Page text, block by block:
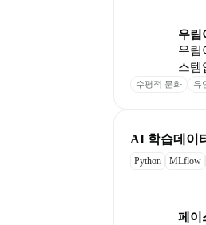
우림
우림
스템
수평적 문화 유
﻿AI 학습데이
Python
MLflow
페이